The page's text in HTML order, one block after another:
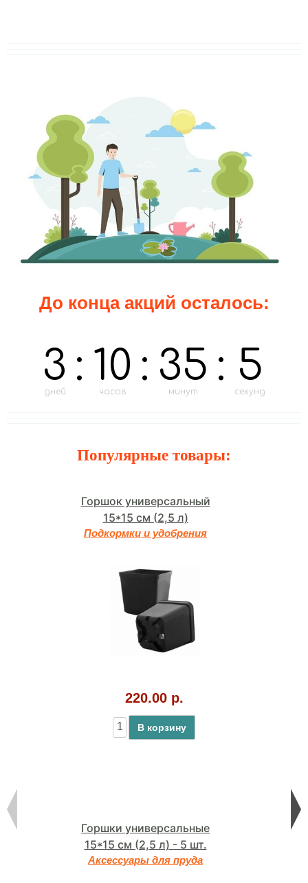
До конца акций осталось:
3
дней
: 10
часов
: 35
минут
: 2
секунд
Популярные товары:
Горшок универсальный
15*15 см (2,5 л)
Подкормки и удобрения
220.00 р.
В корзину
Горшки универсальные
15*15 см (2,5 л) - 5 шт.
Аксессуары для пруда